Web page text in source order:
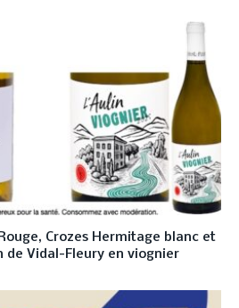
Crozes Hermitage blanc et
de Vidal-Fleury en viognier